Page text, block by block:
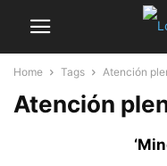
Home Tags Atención
Atención